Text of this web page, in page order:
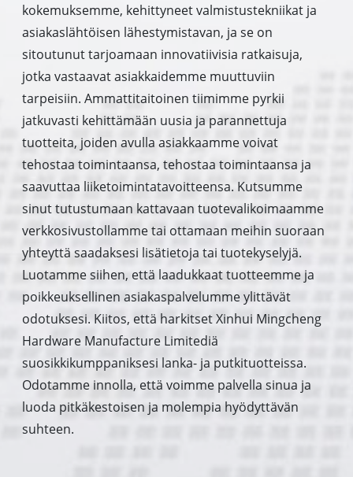
kokemuksemme, kehittyneet valmistustekniikat ja
asiakaslähtöisen lähestymistavan, ja se on
sitoutunut tarjoamaan innovatiivisia ratkaisuja,
jotka vastaavat asiakkaidemme muuttuviin
tarpeisiin. Ammattitaitoinen tiimimme pyrkii
jatkuvasti kehittämään uusia ja parannettuja
tuotteita, joiden avulla asiakkaamme voivat
tehostaa toimintaansa, tehostaa toimintaansa ja
saavuttaa liiketoimintatavoitteensa. Kutsumme
sinut tutustumaan kattavaan tuotevalikoimaamme
verkkosivustollamme tai ottamaan meihin suoraan
yhteyttä saadaksesi lisätietoja tai tuotekyselyjä.
Luotamme siihen, että laadukkaat tuotteemme ja
poikkeuksellinen asiakaspalvelumme ylittävät
odotuksesi. Kiitos, että harkitset Xinhui Mingcheng
Hardware Manufacture Limitediä
suosikkikumppaniksesi lanka- ja putkituotteissa.
Odotamme innolla, että voimme palvella sinua ja
luoda pitkäkestoisen ja molempia hyödyttävän
suhteen.